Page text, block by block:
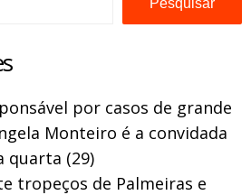
Pesquisar
por casos de grande
Monteiro é a convidada
quarta (29)
tropeços de Palmeiras e